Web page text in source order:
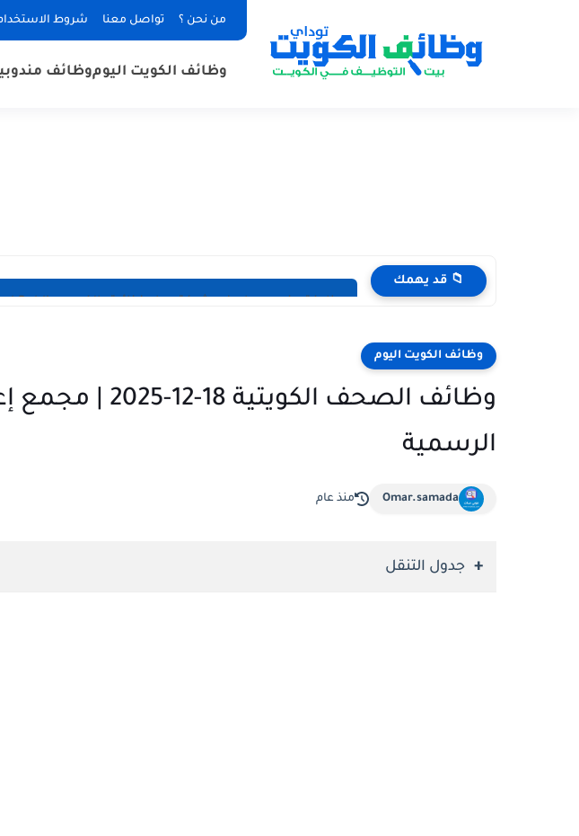
من نحن ؟ تواصل معنا شروط
وظائف الكويت اليوموظائف
📁 قد يهمك
وظائف الكويت اليوم
وظائف الصحف
الرسمية
Omar.samada منذ عام
جدول التنقل